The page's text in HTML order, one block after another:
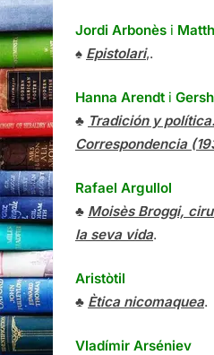
Jordi Arbonès i
♠ Epistolari,.
Hanna Arendt i
♣ Tradición y política.
Correspondencia
Rafael Argullol
♣ Moisès Broggi,
la seva vida.
Aristòtil
♣ Ètica nicomaquea.
Vladímir Arséniev